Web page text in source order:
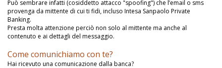
Può sembrare infatti (cosiddetto attacco "spoofing") che l’email o sms
provenga da mittente di cui ti fidi, incluso Intesa Sanpaolo Private
Banking.
Presta molta attenzione perciò non solo al mittente ma anche al
contenuto e ai dettagli del messaggio.
Come comunichiamo con te?
Hai ricevuto una comunicazione dalla banca?